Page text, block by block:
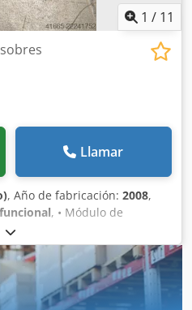
1 / 11
Llamar
, Año de fabricación: 2008,
, • Módulo de
10K, lado derecho, con
Sistema de alimentación de
alimentación, lado derecho. •
(en las posiciones 1 a 4). • 1
posición 6). • 1 posición de